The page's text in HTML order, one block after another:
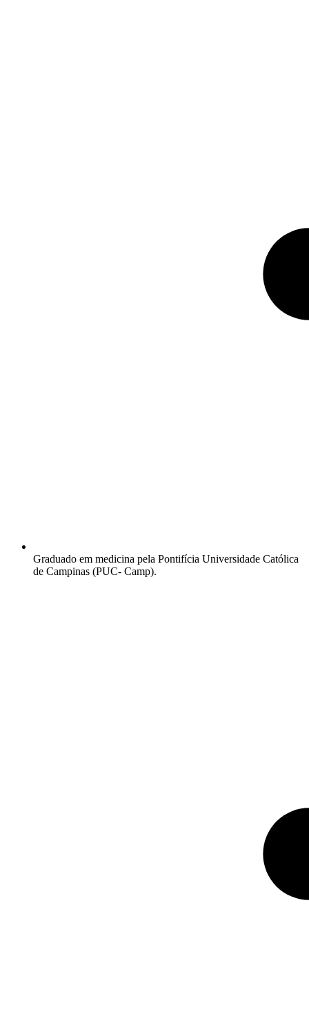
Graduado em medicina pela Pontifícia Universidade Católica
de Campinas (PUC- Camp).